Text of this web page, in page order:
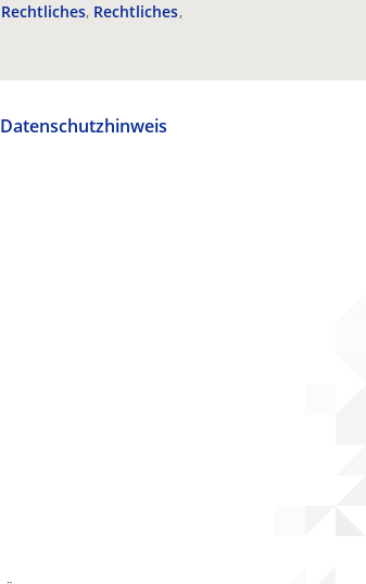
Rechtliches Rechtliches
Datenschutzhinweis